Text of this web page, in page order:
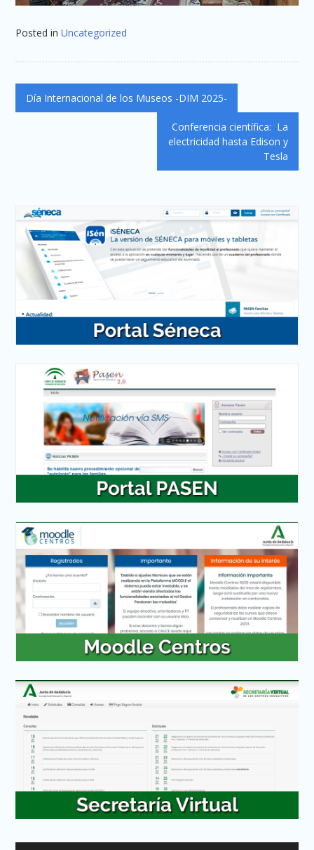
Posted inUncategorized
Navegación
de
Día Internacional de los Museos -DIM 2025-
Conferencia científica: La
electricidad hasta Edison y
Tesla